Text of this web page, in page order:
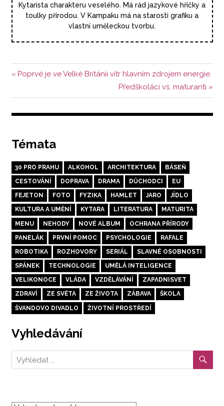
Kytarista charakteru veselého. Má rád jazykové hříčky a
toulky přírodou. V Kampaku má na starosti grafiku a
vlastní uměleckou tvorbu.
Navigace
pro
příspěvek
Předchozí
Poprvé je ve Velké Británii vítr hlavním zdrojem energie.
Další
příspěvek:
Předškoláci vs. maturanti
Témata
30 PRO PRAHU ALKOHOL ARCHITEKTURA BÁSEŇ
CESTOVÁNÍ DOPRAVA DRAMA DŮCHODCI EU
FEJETON FOTO FYZIKA HAMLET JARO JÍDLO
KULTURA A UMĚNÍ KYTARA LITERATURA MATURITA
MENU NEHODY NOVÉ ALBUM OCHRANA PŘÍRODY
PANELÁK PRVNÍ POMOC PSYCHOLOGIE RAFALE
ROBOTIKA ROZHOVORY SERIÁL SLAVNÉ OSOBNOSTI
SPÁNEK TECHNOLOGIE UMĚLÁ INTELIGENCE
VELIKONOCE VLÁDA VZDĚLÁVÁNÍ ZAPADNISVET
ZDRAVÍ ZE SVĚTA ZE ŽIVOTA ZÁBAVA ŠKOLA
ŠVANDOVO DIVADLO ŽIVOTNÍ PROSTŘEDÍ
Vyhledávání